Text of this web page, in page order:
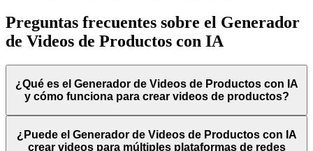
Preguntas frecuentes sobre el Generador
de Videos de Productos con IA
¿Qué es el Generador de Videos de Productos con IA
y cómo funciona para crear videos de productos?
¿Puede el Generador de Videos de Productos con IA
crear videos para múltiples plataformas de redes